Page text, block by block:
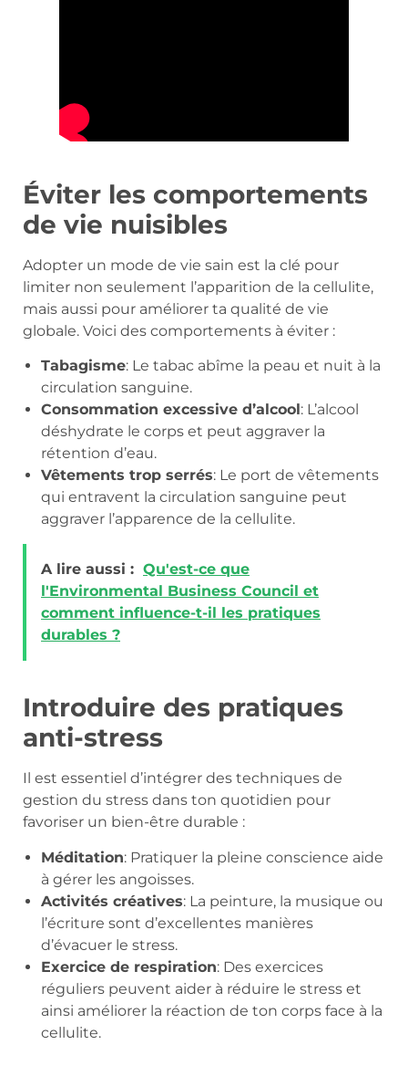
Éviter les comportements
de vie nuisibles
Adopter un mode de vie sain est la clé pour
limiter non seulement l’apparition de la cellulite,
mais aussi pour améliorer ta qualité de vie
globale. Voici des comportements à éviter :
Tabagisme: Le tabac abîme la peau et nuit à la
circulation sanguine.
Consommation excessive d’alcool : L’alcool
déshydrate le corps et peut aggraver la
rétention d’eau.
Vêtements trop serrés: Le port de vêtements
qui entravent la circulation sanguine peut
aggraver l’apparence de la cellulite.
A lire aussi : Qu'est-ce que
l'Environmental Business Council et
comment influence-t-il les pratiques
durables ?
Introduire des pratiques
anti-stress
Il est essentiel d’intégrer des techniques de
gestion du stress dans ton quotidien pour
favoriser un bien-être durable :
Méditation: Pratiquer la pleine conscience aide
à gérer les angoisses.
Activités créatives: La peinture, la musique ou
l’écriture sont d’excellentes manières
d’évacuer le stress.
Exercice de respiration: Des exercices
réguliers peuvent aider à réduire le stress et
ainsi améliorer la réaction de ton corps face à la
cellulite.